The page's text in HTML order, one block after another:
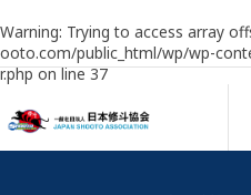
Warning: Trying to access array
ooto.com/public_html/wp/wp-
r.phpon line37